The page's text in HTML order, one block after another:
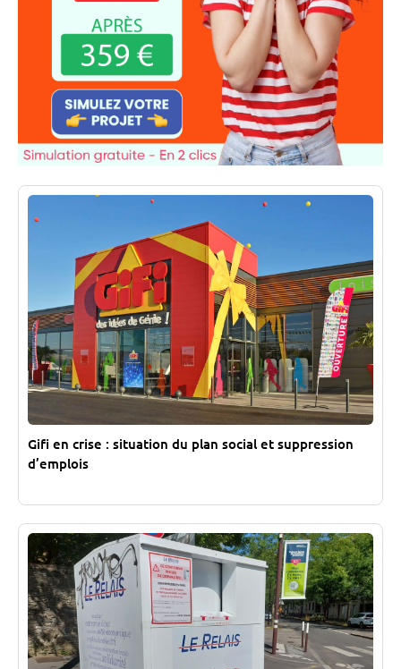
Gifi en crise : situation du plan social et suppression
d’emplois